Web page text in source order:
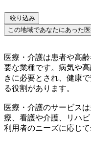
絞り込み
この地域であなたにあった
医療・介護は患者や高
要な業種です。病気や
きに必要とされ、健康
る役割があります。
医療・介護のサービス
療、看護や介護、リハ
利用者のニーズに応じ